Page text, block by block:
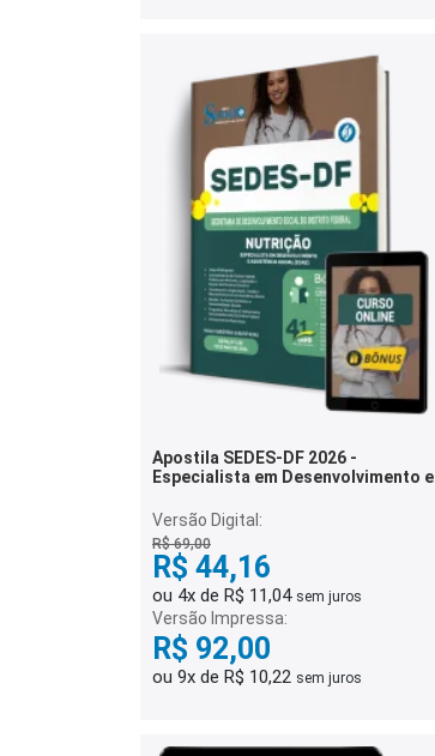
Apostila SEDES-DF 2026 -
Especialista em Desenvolvimento e
Versão Digital:
R$ 69,00
R$ 44,16
ou 4x de R$ 11,04 sem juros
Versão Impressa:
R$ 92,00
ou 9x de R$ 10,22 sem juros